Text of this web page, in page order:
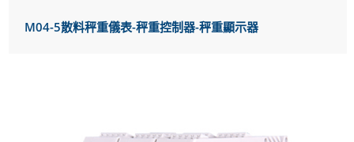
M04-5散料秤重儀表-秤重控制器-秤重顯示器